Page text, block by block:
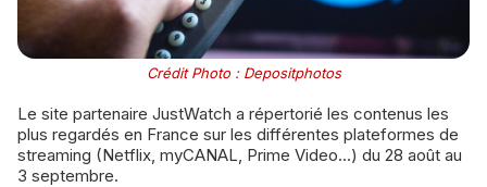
Crédit Photo : Depositphotos
Le site partenaire JustWatch a répertorié les contenus les
plus regardés en France sur les différentes plateformes de
streaming (Netflix, myCANAL, Prime Video...) du 28 août au
3 septembre.